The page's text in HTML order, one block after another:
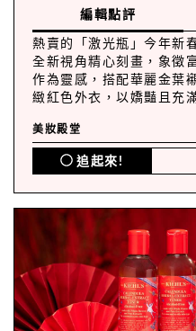
編輯點評
熱賣的「激光瓶」今年新
全新視角精心刻畫，象徵
作為靈感，搭配華麗金葉
緻紅色外衣，以嬌豔且充
美妝殿堂
追起來!